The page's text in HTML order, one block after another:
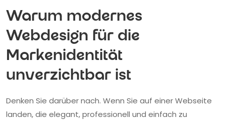
Warum modernes
Webdesign für die
Markenidentität
unverzichtbar ist
Denken Sie darüber nach. Wenn Sie auf einer Webseite
landen, die elegant, professionell und einfach zu